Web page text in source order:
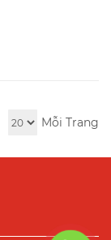
Mỗi Trang